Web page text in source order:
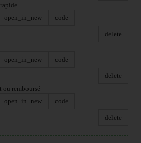
open_in_new code
delete
open_in_new code
delete
ou remboursé
open_in_new code
delete